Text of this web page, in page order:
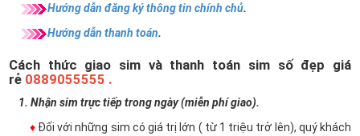
Hướng dẫn đăng ký thông tin chính chủ.
Hướng dẫn thanh toán.
Cách thức giao sim và thanh toán sim số đẹp giá
rẻ 0889055555 .
1. Nhận sim trực tiếp trong ngày (miễn phí giao).
♦ Đối với những sim có giá trị lớn ( từ 1 triệu trở lên), quý khách